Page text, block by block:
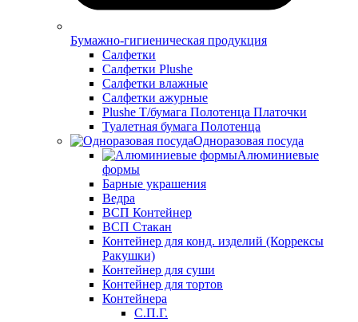
Бумажно-гигиеническая продукция
Салфетки
Салфетки Plushe
Салфетки влажные
Салфетки ажурные
Plushe Т/бумага Полотенца Платочки
Туалетная бумага Полотенца
Одноразовая посуда
Алюминиевые
формы
Барные украшения
Ведра
ВСП Контейнер
ВСП Стакан
Контейнер для конд. изделий (Коррексы
Ракушки)
Контейнер для суши
Контейнер для тортов
Контейнера
С.П.Г.